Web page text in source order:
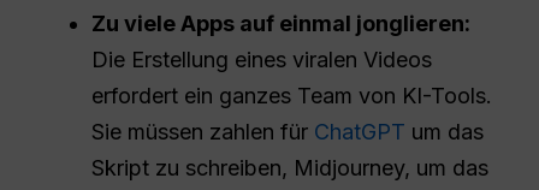
Zu viele Apps auf einmal jonglieren:
Die Erstellung eines viralen Videos
erfordert ein ganzes Team von KI-Tools.
Sie müssen zahlen für ChatGPT um das
Skript zu schreiben, Midjourney, um das